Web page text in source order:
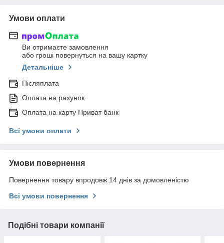
Умови оплати
Ви отримаєте замовлення
або гроші повернуться на вашу картку
Детальніше
Післяплата
Оплата на рахунок
Оплата на карту Приват банк
Всі умови оплати
Умови повернення
Повернення товару впродовж 14 днів за домовленістю
Всі умови повернення
Подібні товари компанії